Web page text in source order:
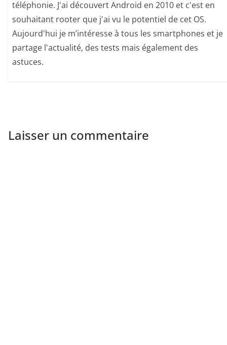
téléphonie. J'ai découvert Android en 2010 et c'est en
souhaitant rooter que j'ai vu le potentiel de cet OS.
Aujourd'hui je m’intéresse à tous les smartphones et je
partage l'actualité, des tests mais également des
astuces.
Laisser un commentaire